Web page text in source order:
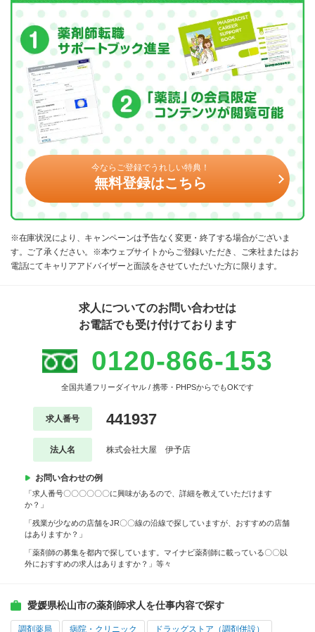
今ならご登録でうれしい特典！
無料登録はこちら
※在庫状況により、キャンペーンは予告なく変更・終了する場合がございま
す。ご了承ください。※本ウェブサイトからご登録いただき、ご来社またはお
電話にてキャリアアドバイザーと面談をさせていただいた方に限ります。
求人についてのお問い合わせは
お電話でも受け付けております
0120-866-153
全国共通フリーダイヤル / 携帯・PHPSからでもOKです
求人番号 441937
法人名 株式会社大屋 伊予店
お問い合わせの例
「求人番号〇〇〇〇〇〇に興味があるので、詳細を教えていただけます
か？」
「残業が少なめの店舗をJR〇〇線の沿線で探していますが、おすすめの店舗
はありますか？」
「薬剤師の募集を都内で探しています。マイナビ薬剤師に載っている〇〇以
外におすすめの求人はありますか？」等々
愛媛県松山市の薬剤師求人を仕事内容で探す
調剤薬局 病院・クリニック ドラッグストア（調剤併設）